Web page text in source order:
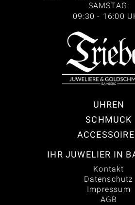
SAMSTAG:
09:30 - 16:00
UHREN
SCHMUCK
IHR JUWELIER IN
Kontakt
Datenschutz
Impressum
AGB